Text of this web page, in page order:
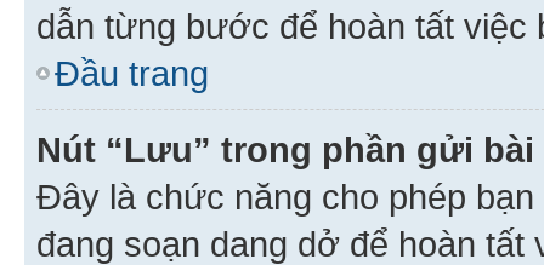
dẫn từng bước để hoàn tất việc
Đầu trang
Nút “Lưu” trong phần gửi
Đây là chức năng cho phép
đang soạn dang dở để hoàn